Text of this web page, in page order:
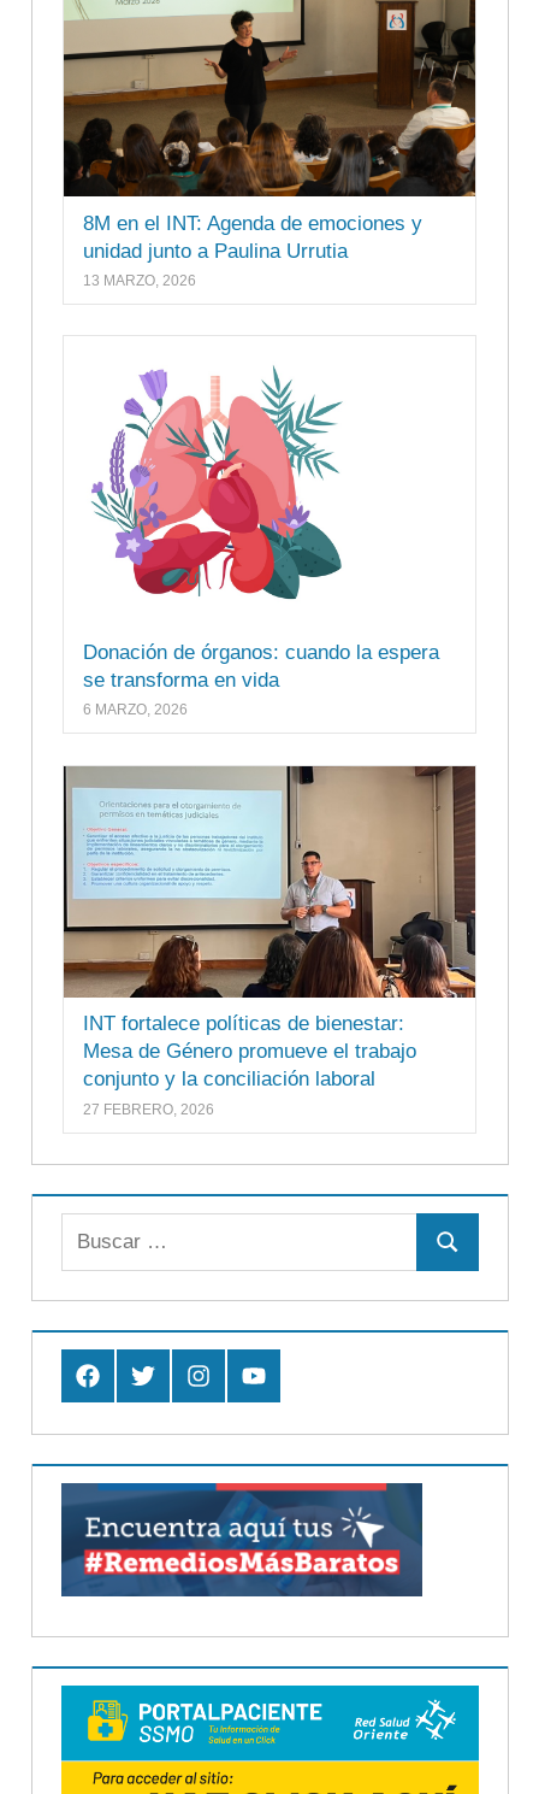
8M en el INT: Agenda de emociones y
unidad junto a Paulina Urrutia
13 MARZO, 2026
Donación de órganos: cuando la espera
se transforma en vida
6 MARZO, 2026
INT fortalece políticas de bienestar:
Mesa de Género promueve el trabajo
conjunto y la conciliación laboral
27 FEBRERO, 2026
Buscar
FacebookTwitter InstagramYoutube